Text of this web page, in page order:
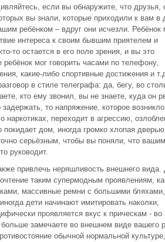
если вы обнаружите, что друзья,
вы знали, которые приходили к вам в
ребёнком – вдруг они исчезли. Ребёнок
интереса к своим бывшим приятелем и
то остается в его поле зрения, и вы это
мог говорить часами по телефону,
какие-либо спортивные достижения и
в стиле телеграфа: да, бегу, во
кто ему звонил, вы не знаете, куда он
то напряжение, которое
наркотиках, переходит в агрессию,
покидает дом, иногда громко хлопая
серьёзным, чтобы вы поняли, что вашим
руководит.
привлечь неряшливость внешнего вида.
таким супермодным проявлениям,
массивные ремни с большими бляхами,
дети начинают имитировать наколки,
проявляется вкус к прическам - во
замечаете во внешнем виде вашего
обычной нормальной культуре,